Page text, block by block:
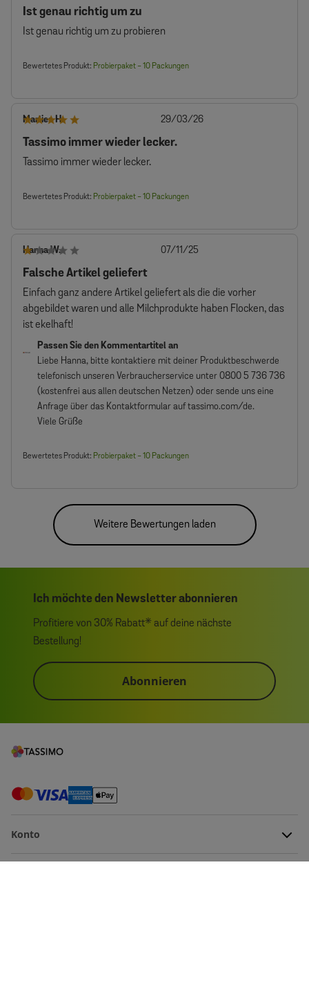
Ist genau richtig um zu
Ist genau richtig um zu probieren
Bewertetes Produkt: Probierpaket - 10 Packungen
Marlies H.
Tassimo immer wieder lecker.
Tassimo immer wieder lecker.
Bewertetes Produkt: Probierpaket - 10 Packungen
Veröffentlichungsdatum
29/03/26
Hanna W.
Falsche Artikel geliefert
Einfach ganz andere Artikel geliefert als die die vorher
abgebildet waren und alle Milchprodukte haben Flocken, das
ist ekelhaft!
Bewertetes Produkt: Probierpaket - 10 Packungen
Kommentare
des
Store-
Besitzers
{{Reviewer_name}}s
Bewertung
von
07
Passen Sie den Kommentartitel an
Liebe Hanna, bitte kontaktiere mit deiner Produktbeschwerde
telefonisch unseren Verbraucherservice unter 0800 5 736 736
(kostenfrei aus allen deutschen Netzen) oder sende uns eine
Anfrage über das Kontaktformular auf tassimo.com/de.
Viele Grüße
07/11/25
Weitere Bewertungen laden
Ich möchte den Newsletter abonnieren
Profitiere von 30% Rabatt* auf deine nächste
Bestellung!
Abonnieren
Konto